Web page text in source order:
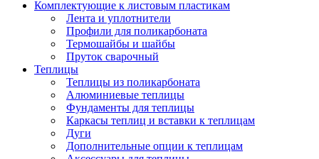
Комплектующие к листовым пластикам
Лента и уплотнители
Профили для поликарбоната
Термошайбы и шайбы
Пруток сварочный
Теплицы
Теплицы из поликарбоната
Алюминиевые теплицы
Фундаменты для теплицы
Каркасы теплиц и вставки к теплицам
Дуги
Дополнительные опции к теплицам